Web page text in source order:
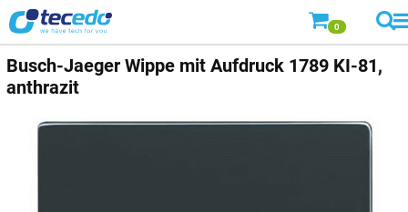
0
Busch-Jaeger Wippe mit Aufdruck 1789 KI-81,
anthrazit